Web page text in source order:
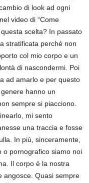
di look ad ogni
video di “Come
scelta? In passato
stratificata perché non
col mio corpo e un
di nascondermi. Poi
ad amarlo e per questo
hanno un
sempre si piacciono.
mi sento
una traccia e fosse
In più, sinceramente,
o pornografico siamo noi
Il corpo è la nostra
angosce. Quasi sempre